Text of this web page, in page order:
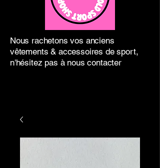
Nous rachetons vos anciens
vêtements & accessoires de sport,
n'hésitez pas à nous contacter